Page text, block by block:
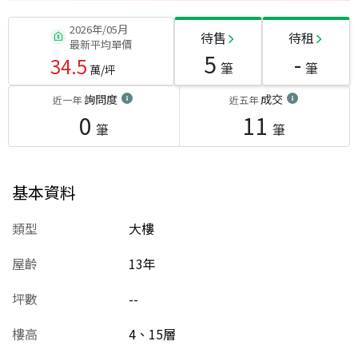
2026年/05月
最新平均單價
34.5 萬/坪
待售
5 筆
待租
- 筆
近一年詢問度
0 筆
近五年成交
11 筆
基本資料
類型
大樓
屋齡
13年
坪數
--
樓高
4、15層